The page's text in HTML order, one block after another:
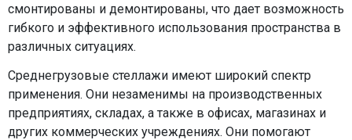
смонтированы и демонтированы, что дает возможность
гибкого и эффективного использования пространства в
различных ситуациях.
Среднегрузовые стеллажи имеют широкий спектр
применения. Они незаменимы на производственных
предприятиях, складах, а также в офисах, магазинах и
других коммерческих учреждениях. Они помогают